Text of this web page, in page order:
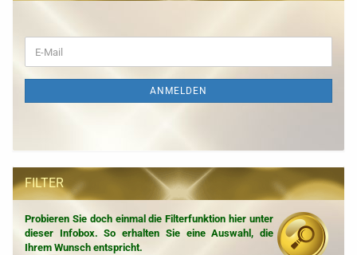
ZUR
E-
Mail
ANMELDEN
FILTER
Probieren Sie doch einmal die Filterfunktion hier unter
dieser Infobox. So erhalten Sie eine Auswahl, die
Ihrem Wunsch entspricht.